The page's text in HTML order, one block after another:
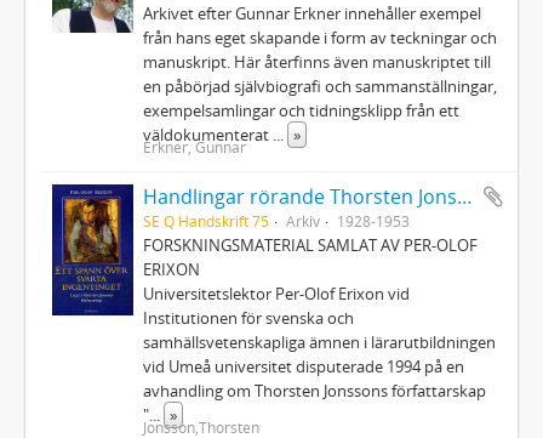
Arkivet efter Gunnar Erkner innehåller exempel
från hans eget skapande i form av teckningar och
manuskript. Här återfinns även manuskriptet till
en påbörjad självbiografi och sammanställningar,
exempelsamlingar och tidningsklipp från ett
väldokumenterat
»
Erkner, Gunnar
Handlingar rörande Thorsten Jonsson
SE Q Handskrift 75 Arkiv 1928-1953
FORSKNINGSMATERIAL SAMLAT AV PER-OLOF
ERIXON
Universitetslektor Per-Olof Erixon vid
Institutionen för svenska och
samhällsvetenskapliga ämnen i lärarutbildningen
vid Umeå universitet disputerade 1994 på en
avhandling om Thorsten Jonssons författarskap
"... »
Jonsson,Thorsten